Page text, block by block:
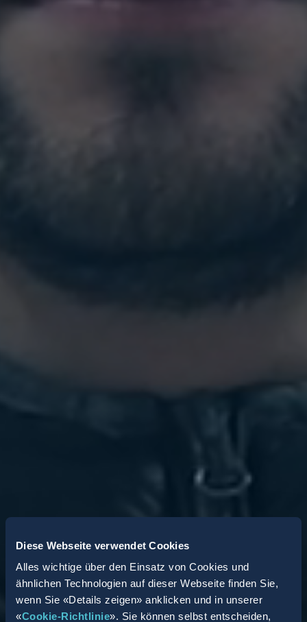
Diese Webseite verwendet Cookies
Alles wichtige über den Einsatz von Cookies und
ähnlichen Technologien auf dieser Webseite finden Sie,
wenn Sie «Details zeigen» anklicken und in unserer
«Cookie-Richtlinie». Sie können selbst entscheiden,